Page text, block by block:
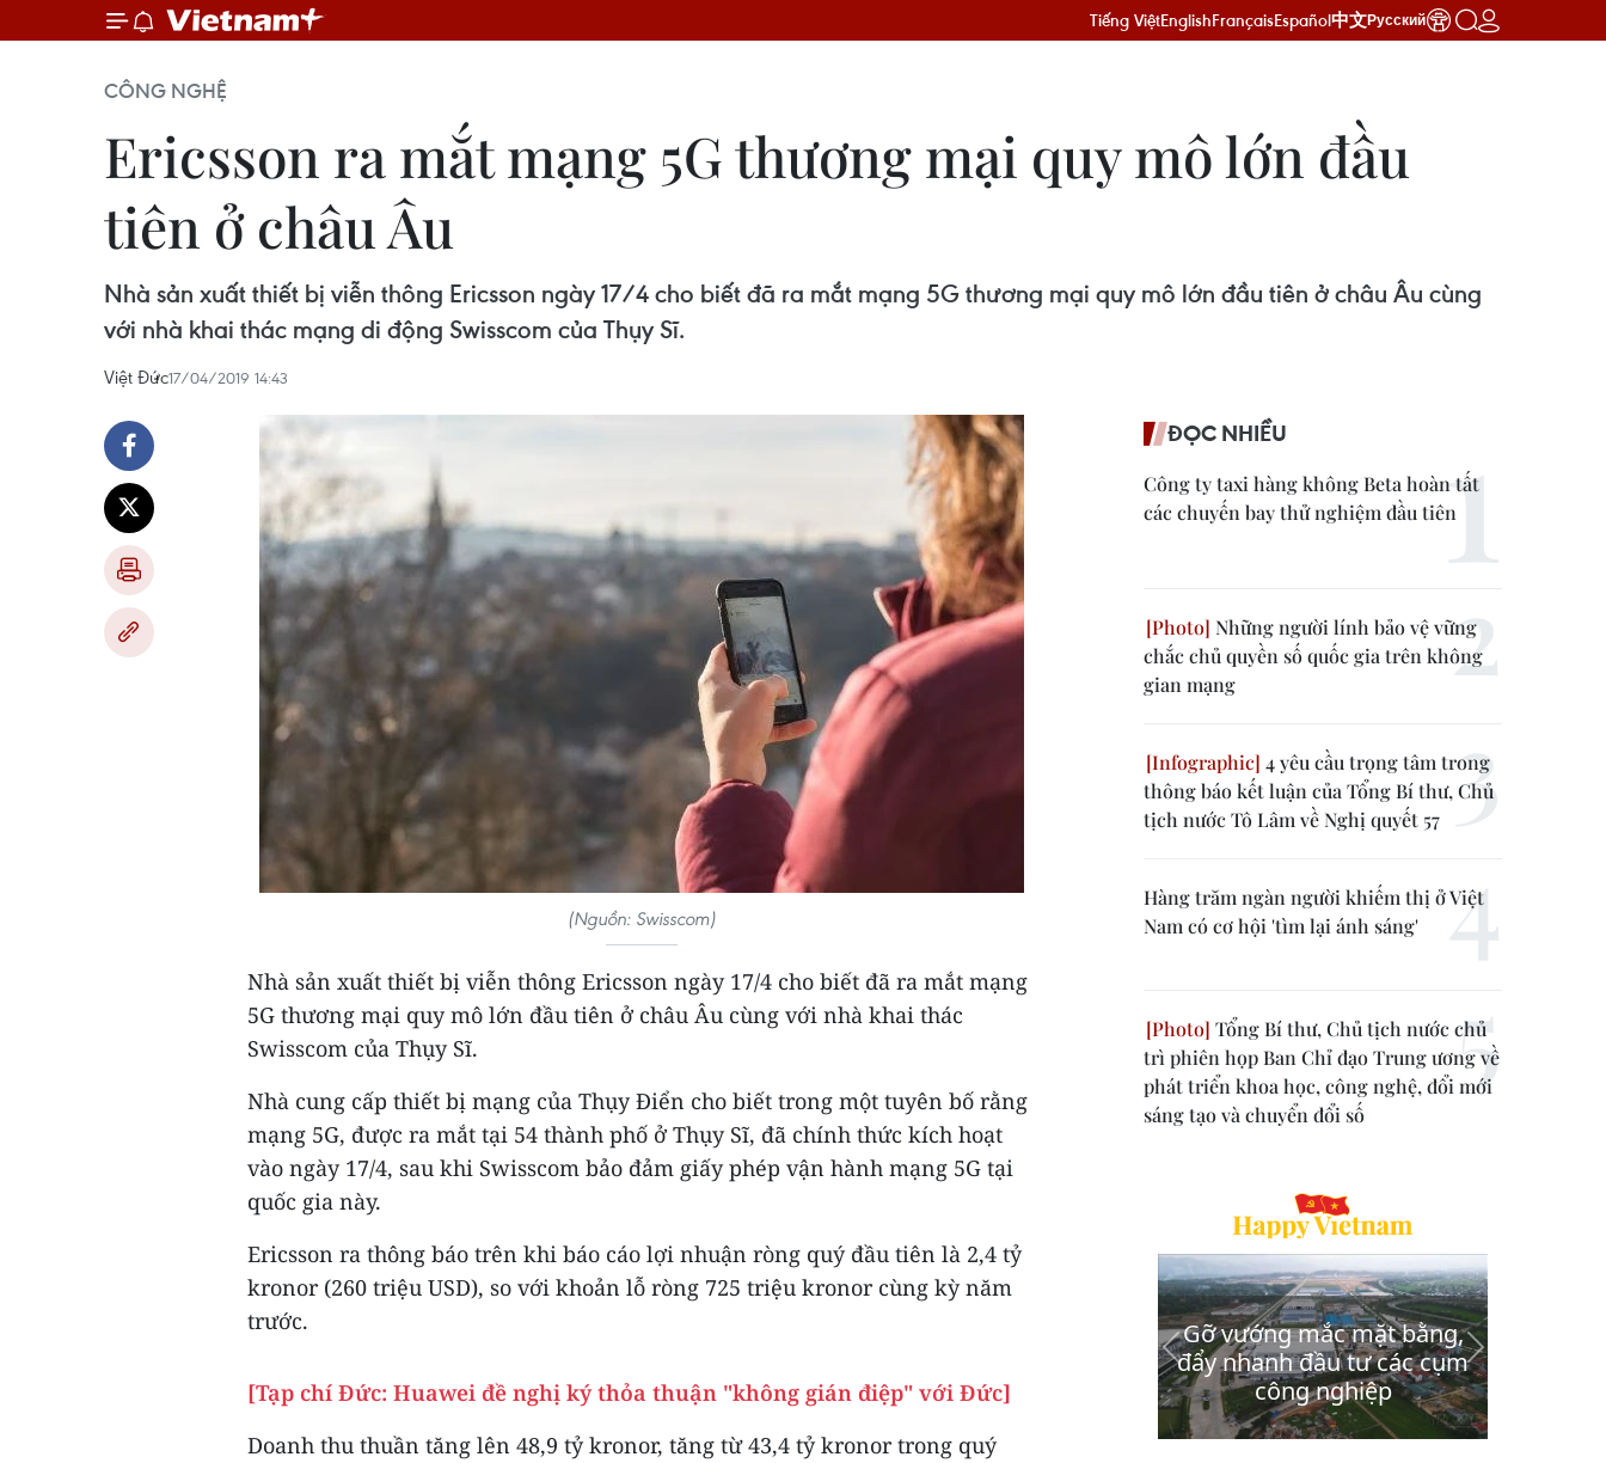
Tiếng ViệtEnglishFrançaisEspañol中文Русский
CÔNG NGHỆ
Ericsson ra mắt mạng 5G thương mại quy mô lớn đầu
tiên ở châu Âu
Nhà sản xuất thiết bị viễn thông Ericsson ngày 17/4 cho biết đã ra mắt mạng 5G thương mại quy mô lớn đầu tiên ở châu Âu cùng
với nhà khai thác mạng di động Swisscom của Thụy Sĩ.
Việt Đức17/04/2019 14:43
(Nguồn: Swisscom)
Nhà sản xuất thiết bị viễn thông Ericsson ngày 17/4 cho biết đã ra mắt mạng
5G thương mại quy mô lớn đầu tiên ở châu Âu cùng với nhà khai thác
Swisscom của Thụy Sĩ.
Nhà cung cấp thiết bị mạng của Thụy Điển cho biết trong một tuyên bố rằng
mạng 5G, được ra mắt tại 54 thành phố ở Thụy Sĩ, đã chính thức kích hoạt
vào ngày 17/4, sau khi Swisscom bảo đảm giấy phép vận hành mạng 5G tại
quốc gia này.
Ericsson ra thông báo trên khi báo cáo lợi nhuận ròng quý đầu tiên là 2,4 tỷ
kronor (260 triệu USD), so với khoản lỗ ròng 725 triệu kronor cùng kỳ năm
trước.
[Tạp chí Đức: Huawei đề nghị ký thỏa thuận "không gián điệp" với Đức]
Doanh thu thuần tăng lên 48,9 tỷ kronor, tăng từ 43,4 tỷ kronor trong quý
ĐỌC NHIỀU
Công ty taxi hàng không Beta hoàn tất
các chuyến bay thử nghiệm đầu tiên
Những người lính bảo vệ vững
chắc chủ quyền số quốc gia trên không
gian mạng
4 yêu cầu trọng tâm trong
thông báo kết luận của Tổng Bí thư, Chủ
tịch nước Tô Lâm về Nghị quyết 57
Hàng trăm ngàn người khiếm thị ở Việt
Nam có cơ hội 'tìm lại ánh sáng'
Tổng Bí thư, Chủ tịch nước chủ
trì phiên họp Ban Chỉ đạo Trung ương về
phát triển khoa học, công nghệ, đổi mới
sáng tạo và chuyển đổi số